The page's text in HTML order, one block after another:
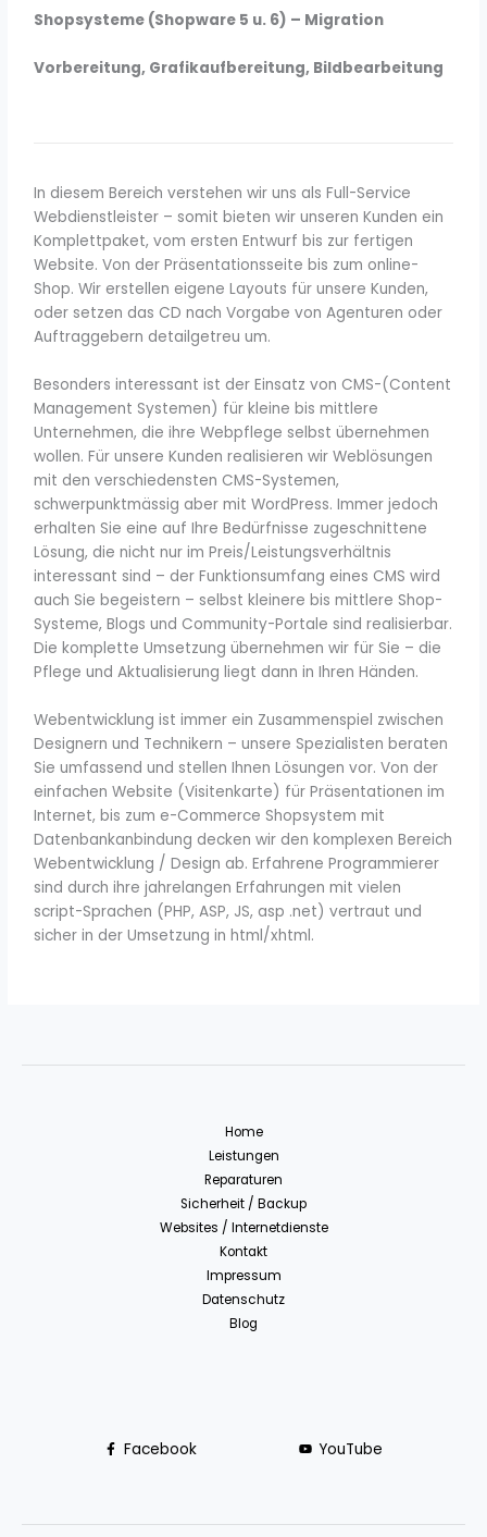
Shopsysteme (Shopware 5 u. 6) – Migration
Vorbereitung, Grafikaufbereitung, Bildbearbeitung
In diesem Bereich verstehen wir uns als Full-Service
Webdienstleister – somit bieten wir unseren Kunden ein
Komplettpaket, vom ersten Entwurf bis zur fertigen
Website. Von der Präsentationsseite bis zum online-
Shop. Wir erstellen eigene Layouts für unsere Kunden,
oder setzen das CD nach Vorgabe von Agenturen oder
Auftraggebern detailgetreu um.
Besonders interessant ist der Einsatz von CMS-(Content
Management Systemen) für kleine bis mittlere
Unternehmen, die ihre Webpflege selbst übernehmen
wollen. Für unsere Kunden realisieren wir Weblösungen
mit den verschiedensten CMS-Systemen,
schwerpunktmässig aber mit WordPress. Immer jedoch
erhalten Sie eine auf Ihre Bedürfnisse zugeschnittene
Lösung, die nicht nur im Preis/Leistungsverhältnis
interessant sind – der Funktionsumfang eines CMS wird
auch Sie begeistern – selbst kleinere bis mittlere Shop-
Systeme, Blogs und Community-Portale sind realisierbar.
Die komplette Umsetzung übernehmen wir für Sie – die
Pflege und Aktualisierung liegt dann in Ihren Händen.
Webentwicklung ist immer ein Zusammenspiel zwischen
Designern und Technikern – unsere Spezialisten beraten
Sie umfassend und stellen Ihnen Lösungen vor. Von der
einfachen Website (Visitenkarte) für Präsentationen im
Internet, bis zum e-Commerce Shopsystem mit
Datenbankanbindung decken wir den komplexen Bereich
Webentwicklung / Design ab. Erfahrene Programmierer
sind durch ihre jahrelangen Erfahrungen mit vielen
script-Sprachen (PHP, ASP, JS, asp .net) vertraut und
sicher in der Umsetzung in html/xhtml.
Home
Leistungen
Reparaturen
Sicherheit / Backup
Websites / Internetdienste
Kontakt
Impressum
Datenschutz
Blog
Facebook YouTube